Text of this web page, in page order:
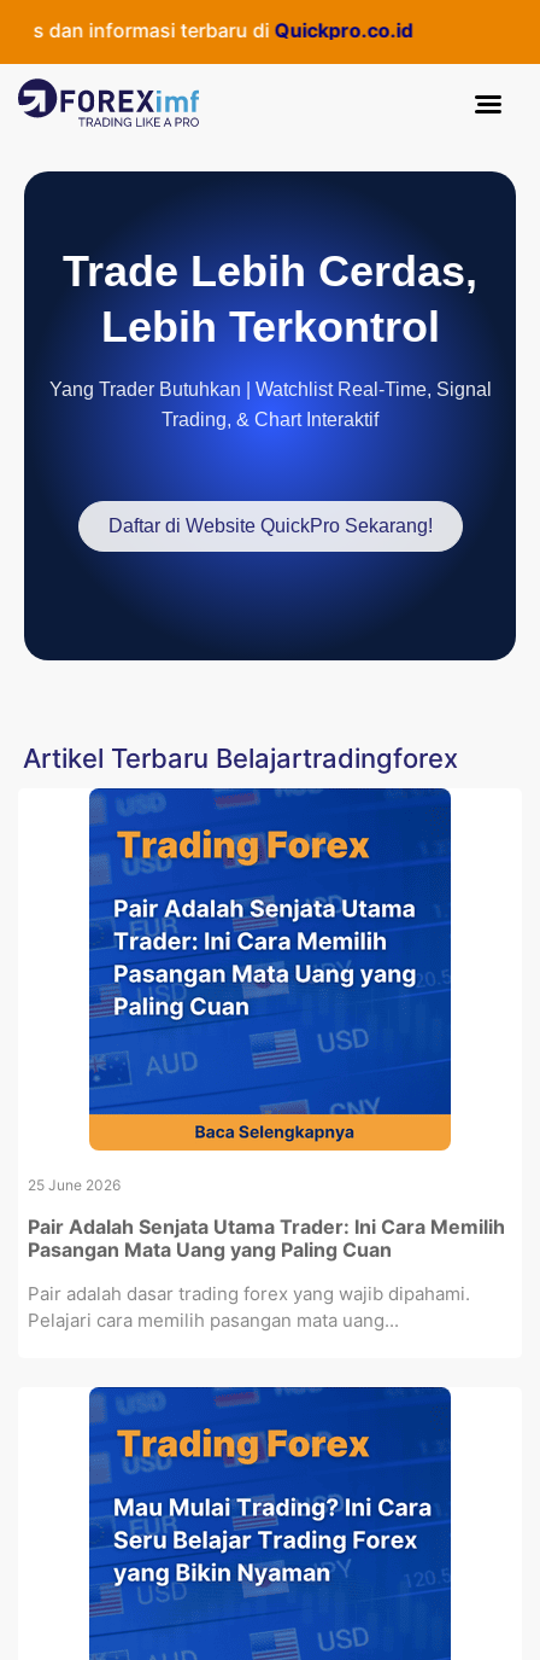
dan informasi terbaru diQuickpro.co.id
Trade Lebih Cerdas,
Lebih Terkontrol
Yang Trader Butuhkan | Watchlist Real-Time, Signal
Trading, & Chart Interaktif
Daftar di Website QuickPro Sekarang!
Artikel Terbaru Belajartradingforex
25 June 2026
Pair Adalah Senjata Utama Trader: Ini Cara Memilih
Pasangan Mata Uang yang Paling Cuan
Pair adalah dasar trading forex yang wajib dipahami.
Pelajari cara memilih pasangan mata uang...